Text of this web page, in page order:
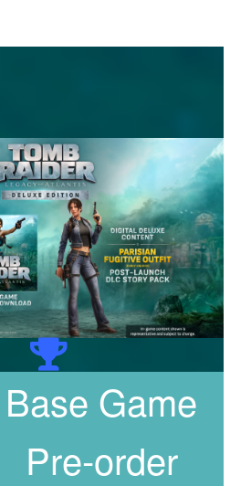
Base Game
Pre-order